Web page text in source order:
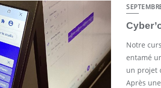
Notre
entamé
un projet
Après